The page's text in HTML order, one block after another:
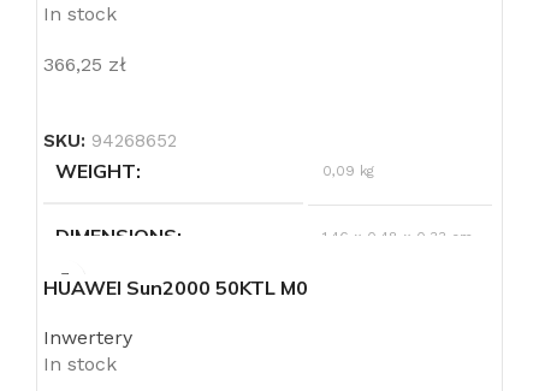
In stock
366,25 zł
SKU: 94268652
WEIGHT 0,09 kg
DIMENSIONS 1,46 × 0,48 × 0,33 cm
PRODUCENT
STOPIEŃ OCHRONY (IP)
HUAWEI Sun2000 50KTL M0
Inwertery
In stock